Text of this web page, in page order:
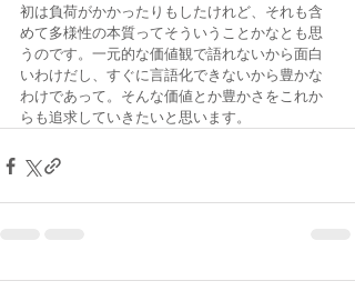
初は負荷がかかったりもしたけれど、それも含
めて多様性の本質ってそういうことかなとも思
うのです。一元的な価値観で語れないから面白
いわけだし、すぐに言語化できないから豊かな
わけであって。そんな価値とか豊かさをこれか
らも追求していきたいと思います。